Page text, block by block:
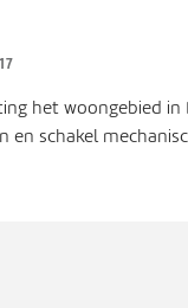
het woongebied in
en schakel